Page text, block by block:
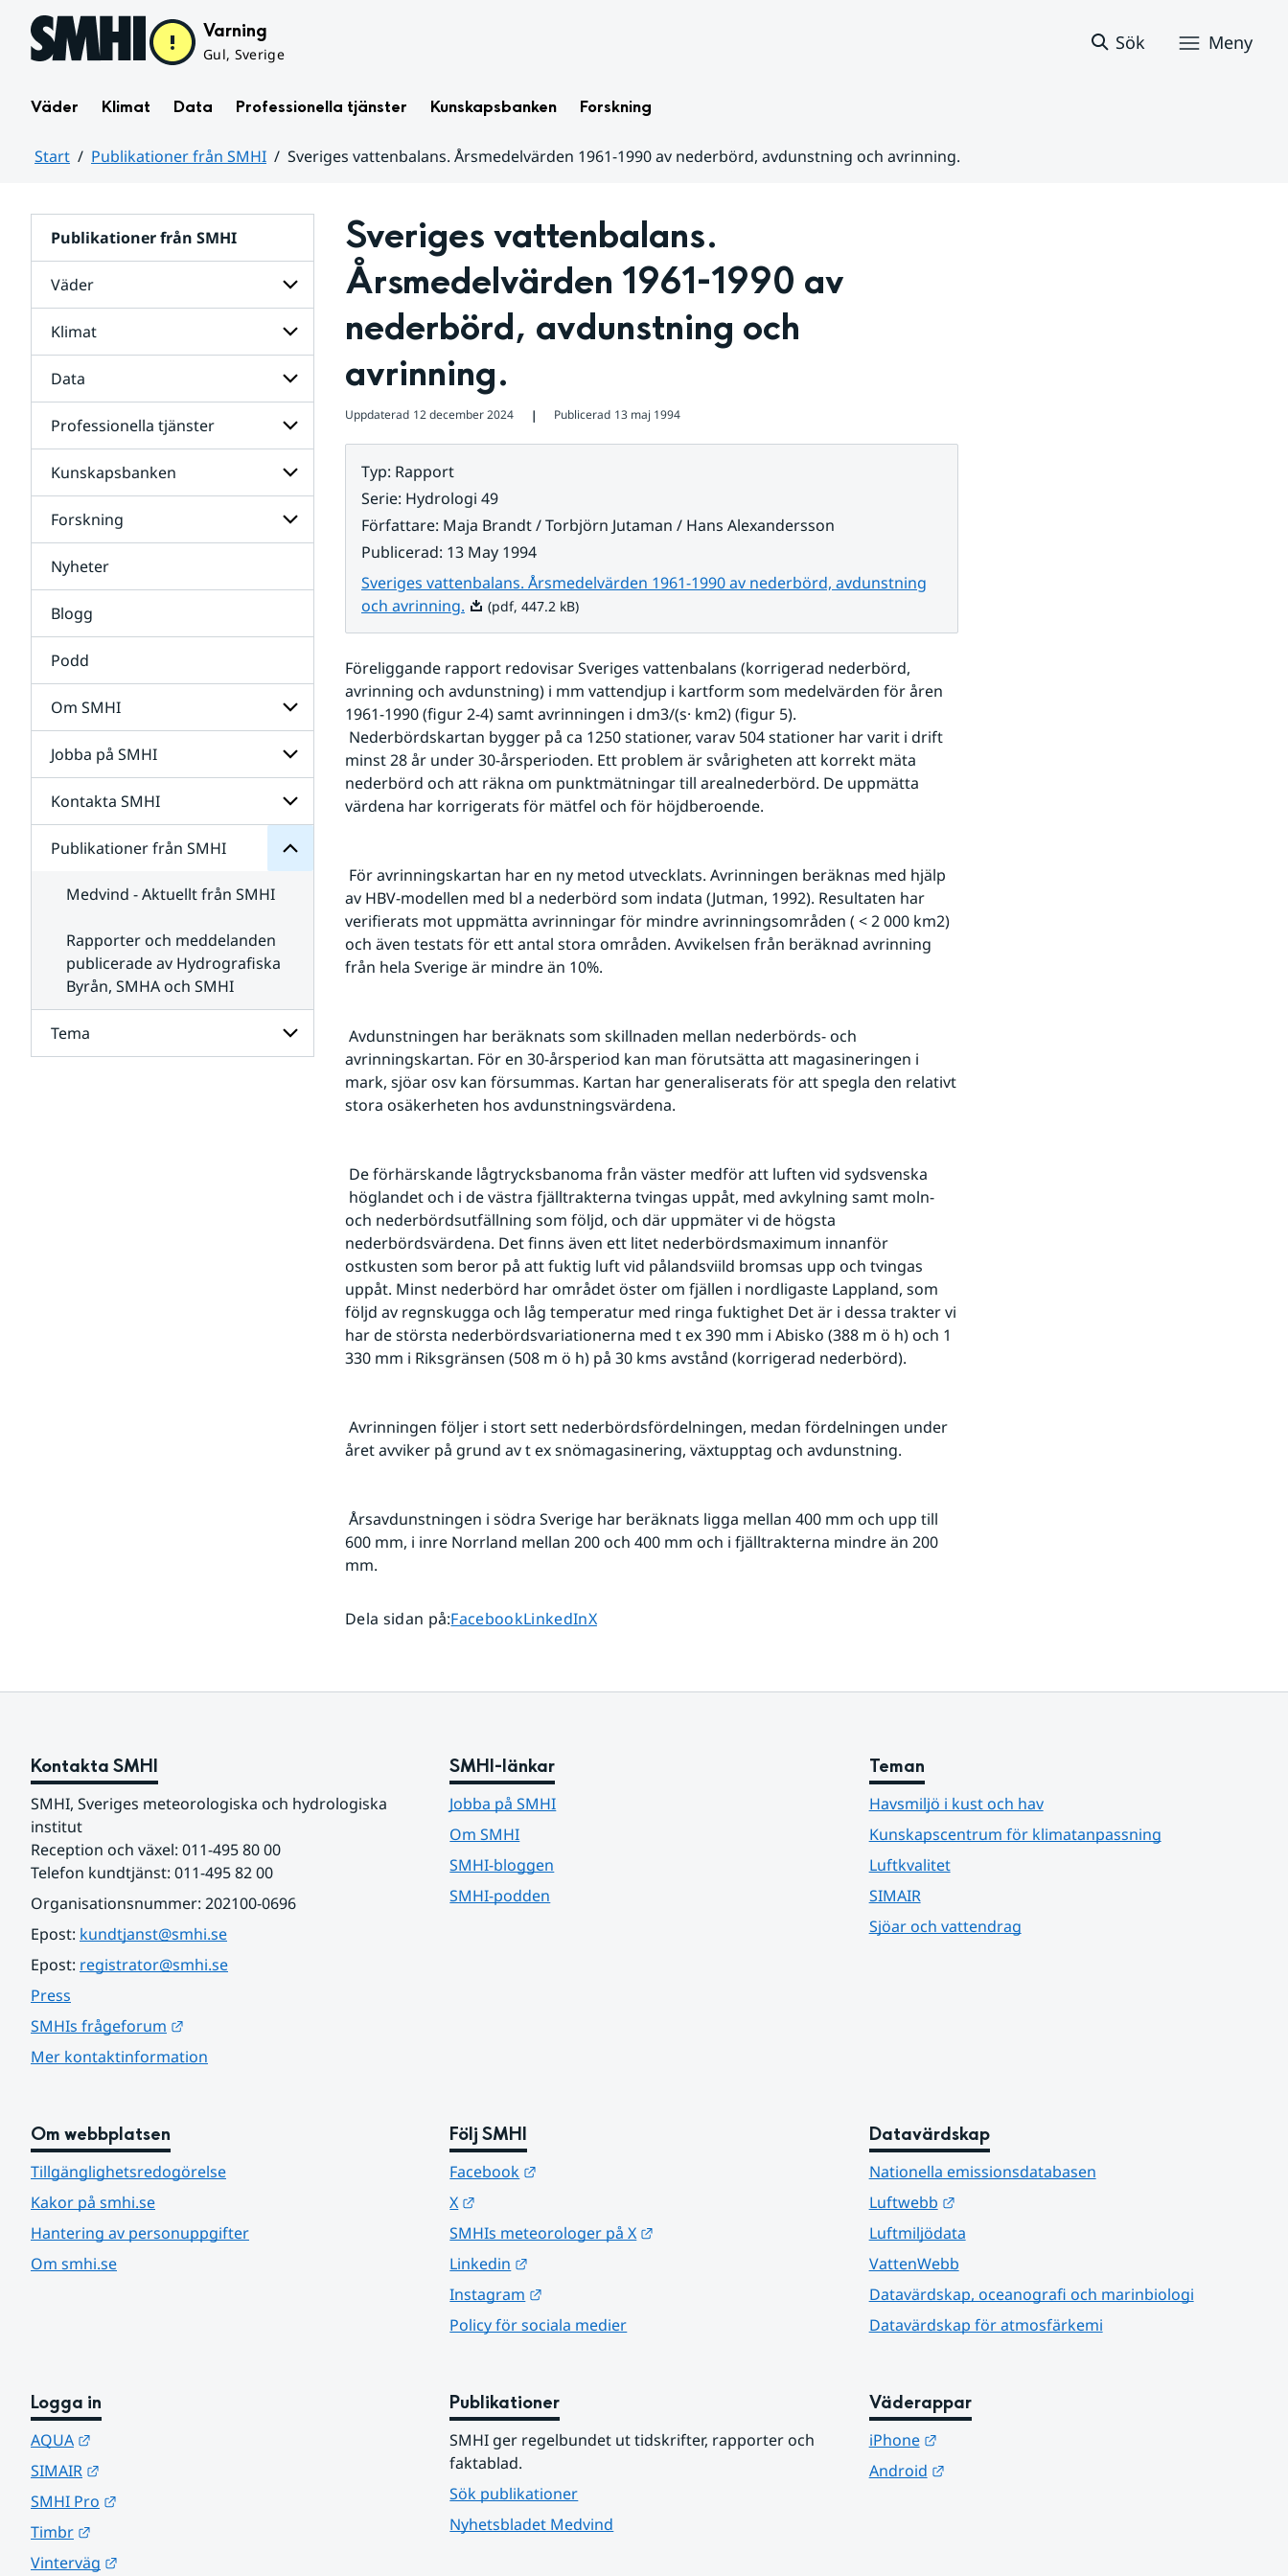
Hoppa till sidans innehåll Varning
Gul, Sverige
Sök Meny
Väder Klimat Data Professionella tjänster Kunskapsbanken Forskning
Start Publikationer från SMHI
Sveriges vattenbalans. Årsmedelvärden 1961-1990 av nederbörd, avdunstning och avrinning.
Publikationer från SMHI
Väder
Undersidor
för
Väder
Klimat
Undersidor
för
Klimat
Data
Undersidor
för
Data
Professionella tjänster
Undersidor
för
Professionella
tjänster
Kunskapsbanken
Undersidor
för
Kunskapsbanken
Forskning
för
Nyheter
Blogg
Podd
Om SMHI
Undersidor
för
Om
SMHI
Jobba på SMHI
Undersidor
för
Jobba
på
Kontakta SMHI
Undersidor
Kontakta
SMHI
Publikationer från SMHI
Undersidor
för
Publikationer
från
SMHI
Medvind - Aktuellt från SMHI
Rapporter och meddelanden
publicerade av Hydrografiska
Byrån, SMHA och SMHI
Tema
Undersidor
Sveriges vattenbalans.
Årsmedelvärden 1961-1990 av
nederbörd, avdunstning och
avrinning.
Uppdaterad 12 december 2024 ❘ Publicerad 13 maj 1994
Typ: Rapport
Serie: Hydrologi 49
Författare: Maja Brandt / Torbjörn Jutaman / Hans Alexandersson
Publicerad: 13 May 1994
Sveriges vattenbalans. Årsmedelvärden 1961-1990 av nederbörd, avdunstning
och avrinning.Pdf, 447.2 kB.
(pdf, 447.2 kB)
Föreliggande rapport redovisar Sveriges vattenbalans (korrigerad nederbörd,
avrinning och avdunstning) i mm vattendjup i kartform som medelvärden för åren
1961-1990 (figur 2-4) samt avrinningen i dm3/(s· km2) (figur 5).
minst 28 år under 30-årsperioden. Ett problem är svårigheten att korrekt mäta
nederbörd och att räkna om punktmätningar till arealnederbörd. De uppmätta
värdena har korrigerats för mätfel och för höjdberoende.
av HBV-modellen med bl a nederbörd som indata (Jutman, 1992). Resultaten har
verifierats mot uppmätta avrinningar för mindre avrinningsområden ( < 2 000 km2)
och även testats för ett antal stora områden. Avvikelsen från beräknad avrinning
från hela Sverige är mindre än 10%.
avrinningskartan. För en 30-årsperiod kan man förutsätta att magasineringen i
mark, sjöar osv kan försummas. Kartan har generaliserats för att spegla den relativt
stora osäkerheten hos avdunstningsvärdena.
De förhärskande lågtrycksbanoma från väster medför att luften vid sydsvenska
och nederbördsutfällning som följd, och där uppmäter vi de högsta
nederbördsvärdena. Det finns även ett litet nederbördsmaximum innanför
ostkusten som beror på att fuktig luft vid pålandsviild bromsas upp och tvingas
uppåt. Minst nederbörd har området öster om fjällen i nordligaste Lappland, som
följd av regnskugga och låg temperatur med ringa fuktighet Det är i dessa trakter vi
har de största nederbördsvariationerna med t ex 390 mm i Abisko (388 m ö h) och 1
330 mm i Riksgränsen (508 m ö h) på 30 kms avstånd (korrigerad nederbörd).
året avviker på grund av t ex snömagasinering, växtupptag och avdunstning.
600 mm, i inre Norrland mellan 200 och 400 mm och i fjälltrakterna mindre än 200
mm.
Dela sidan på:Dela sidan på
FacebookDela sidan på
LinkedInDela sidan på
X
Kontakta SMHI
SMHI, Sveriges meteorologiska och hydrologiska
institut
Reception och växel: 011-495 80 00
Telefon kundtjänst: 011-495 82 00
Organisationsnummer: 202100-0696
Epost: kundtjanst@smhi.se
Epost: registrator@smhi.se
Press
SMHIs frågeforum
Mer kontaktinformation
SMHI-länkar
Jobba på SMHI
Om SMHI
SMHI-bloggen
SMHI-podden
Teman
Havsmiljö i kust och hav
Kunskapscentrum för klimatanpassning
Luftkvalitet
SIMAIR
Sjöar och vattendrag
Om webbplatsen
Tillgänglighetsredogörelse
Kakor på smhi.se
Hantering av personuppgifter
Om smhi.se
Följ SMHI
Facebook
X
SMHIs meteorologer på X
Linkedin
Instagram
Policy för sociala medier
Datavärdskap
Nationella emissionsdatabasen
Luftwebb
Länk till annan webbplats.
Luftmiljödata
VattenWebb
Datavärdskap, oceanografi och marinbiologi
Datavärdskap för atmosfärkemi
Logga in
AQUA
SIMAIR
SMHI Pro
Timbr
Vinterväg
Publikationer
SMHI ger regelbundet ut tidskrifter, rapporter och
faktablad.
Sök publikationer
Nyhetsbladet Medvind
Väderappar
iPhone
Länk till annan webbplats.
Android
Länk till annan webbplats.